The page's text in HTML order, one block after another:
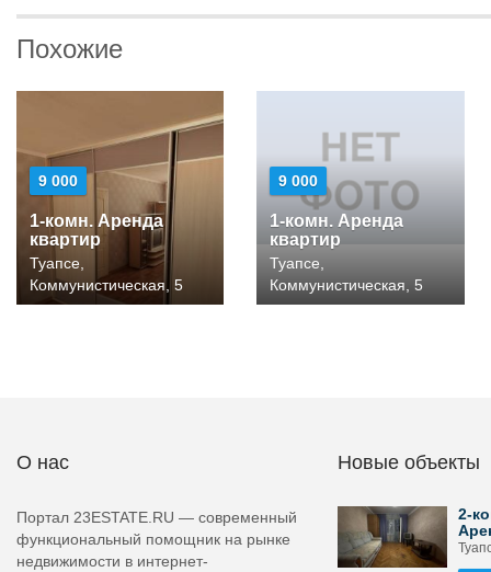
Похожие
9 000
1-комн. Аренда
квартир
Туапсе,
Коммунистическая, 5
9 000
1-комн. Аренда
квартир
Туапсе,
Коммунистическая, 5
О нас
Портал 23ESTATE.RU — современный
функциональный помощник на рынке
недвижимости в интернет-
Новые объекты
2-